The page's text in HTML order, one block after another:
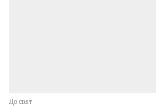
До свят